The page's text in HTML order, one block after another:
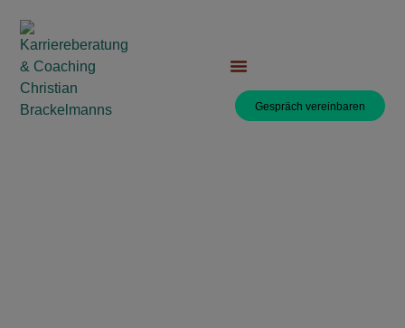
Gespräch vereinbaren
Ich rette deine
Karriere!